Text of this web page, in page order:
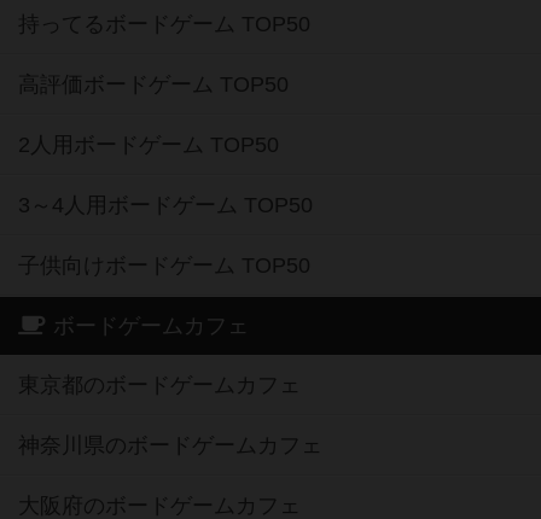
持ってるボードゲーム TOP50
高評価ボードゲーム TOP50
2人用ボードゲーム TOP50
3～4人用ボードゲーム TOP50
子供向けボードゲーム TOP50
ボードゲームカフェ
東京都のボードゲームカフェ
神奈川県のボードゲームカフェ
大阪府のボードゲームカフェ